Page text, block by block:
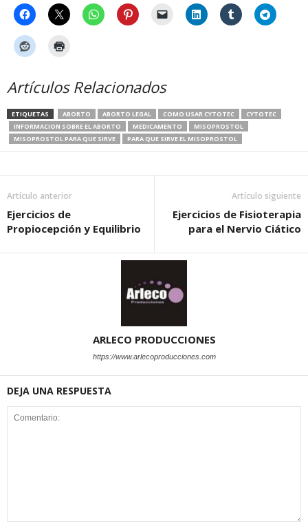
Artículos Relacionados
ETIQUETAS ABORTO ABORTO LEGAL COMO USAR CYTOTEC
CYTOTEC
INFORMACION SOBRE EL ABORTO
MEDICAMENTO
MISOPROSTOL
MISOPROSTOL PARA QUE SIRVE
PARA QUE SIRVE EL MISOPROSTOL
Artículo anterior
Ejercicios de
Propiocepción y Equilibrio
Artículo siguiente
Ejercicios de Fisioterapia
para el Nervio Ciático
ARLECO PRODUCCIONES
https://www.arlecoproducciones.com
DEJA UNA RESPUESTA